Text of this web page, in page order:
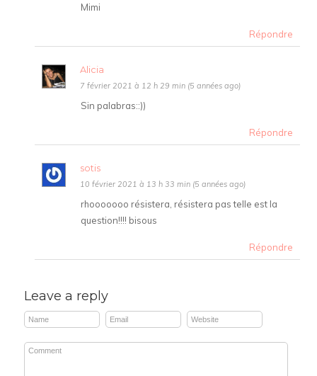
Mimi
Répondre
Alicia
7 février 2021 à 12 h 29 min (5 années ago)
Sin palabras::))
Répondre
sotis
10 février 2021 à 13 h 33 min (5 années ago)
rhooooooo résistera, résistera pas telle est la
question!!!! bisous
Répondre
Leave a reply